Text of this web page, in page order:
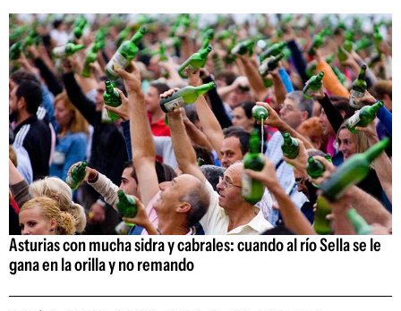
Asturias con mucha sidra y cabrales: cuando al río Sella se le
gana en la orilla y no remando